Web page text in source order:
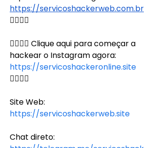
https://servicoshackerweb.com.br
👈🏻👈🏻
👉🏻👉🏻 Clique aqui para começar a
https://servicoshackeronline.site
👈🏻👈🏻
Site Web:
https://servicoshackerweb.site
Chat direto: